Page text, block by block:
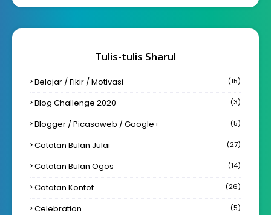
Tulis-tulis Sharul
Belajar / Fikir / Motivasi (15)
Blog Challenge 2020 (3)
Blogger / Picasaweb / Google+ (5)
Catatan Bulan Julai (27)
Catatan Bulan Ogos (14)
Catatan Kontot (26)
Celebration (5)